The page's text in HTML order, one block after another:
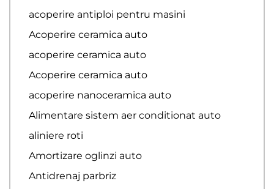
acoperire antiploi pentru masini
Acoperire ceramica auto
acoperire ceramica auto
Acoperire ceramica auto
acoperire nanoceramica auto
Alimentare sistem aer conditionat auto
aliniere roti
Amortizare oglinzi auto
Antidrenaj parbriz